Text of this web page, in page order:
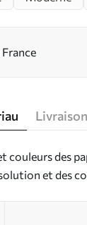
couleurs des
et des